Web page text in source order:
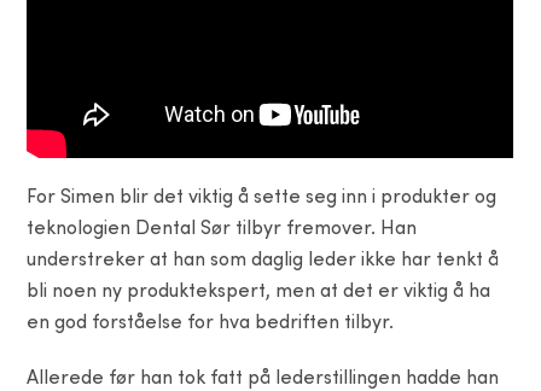
For Simen blir det viktig å sette seg inn i produkter og
teknologien Dental Sør tilbyr fremover. Han
understreker at han som daglig leder ikke har tenkt å
bli noen ny produktekspert, men at det er viktig å ha
en god forståelse for hva bedriften tilbyr.
Allerede før han tok fatt på lederstillingen hadde han